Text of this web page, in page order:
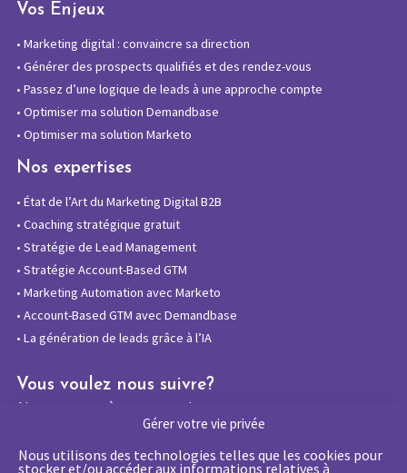
Gérer votre vie privée
Nous utilisons des technologies telles que les cookies pour
stocker et/ou accéder aux informations relatives à
Vos Enjeux
• Marketing digital : convaincre sa direction
• Générer des prospects qualifiés et des rendez-vous
• Passez d’une logique de leads à une approche compte
• Optimiser ma solution Demandbase
• Optimiser ma solution Marketo
Nos expertises
• État de l’Art du Marketing Digital B2B
• Coaching stratégique gratuit
• Stratégie de Lead Management
• Stratégie Account-Based GTM
• Marketing Automation avec Marketo
• Account-Based GTM avec Demandbase
• La génération de leads grâce à l’IA
Vous voulez nous suivre?
Abonnez-vous à notre newsletter